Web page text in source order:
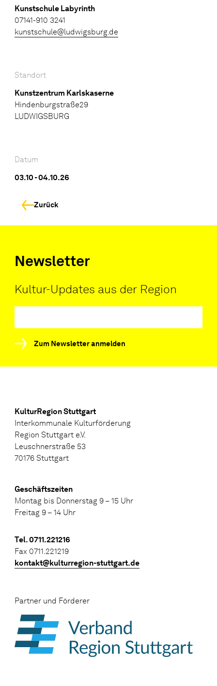
Kunstschule Labyrinth
07141-910 3241
kunstschule@ludwigsburg.de
Standort
Kunstzentrum Karlskaserne
Hindenburgstraße29
LUDWIGSBURG
Datum
03.10 - 04.10.26
Zurück
Newsletter
Kultur-Updates aus der Region
Zum Newsletter anmelden
KulturRegion Stuttgart
Interkommunale Kulturförderung
Region Stuttgart e.V.
Leuschnerstraße 53
70176 Stuttgart
Geschäftszeiten
Montag bis Donnerstag 9 – 15 Uhr
Freitag 9 – 14 Uhr
Tel. 0711.221216
Fax 0711.221219
kontakt@kulturregion-stuttgart.de
Partner und Förderer